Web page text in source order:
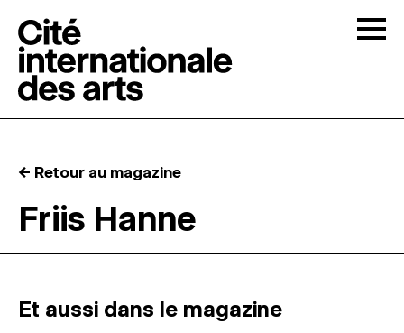
RÉSIDENCES ↓
ATELIERS OUVERTS
← Retour au magazine
Friis Hanne
Et aussi dans le magazine